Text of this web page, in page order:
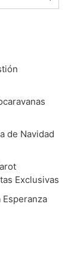
de Navidad
Exclusivas
Esperanza